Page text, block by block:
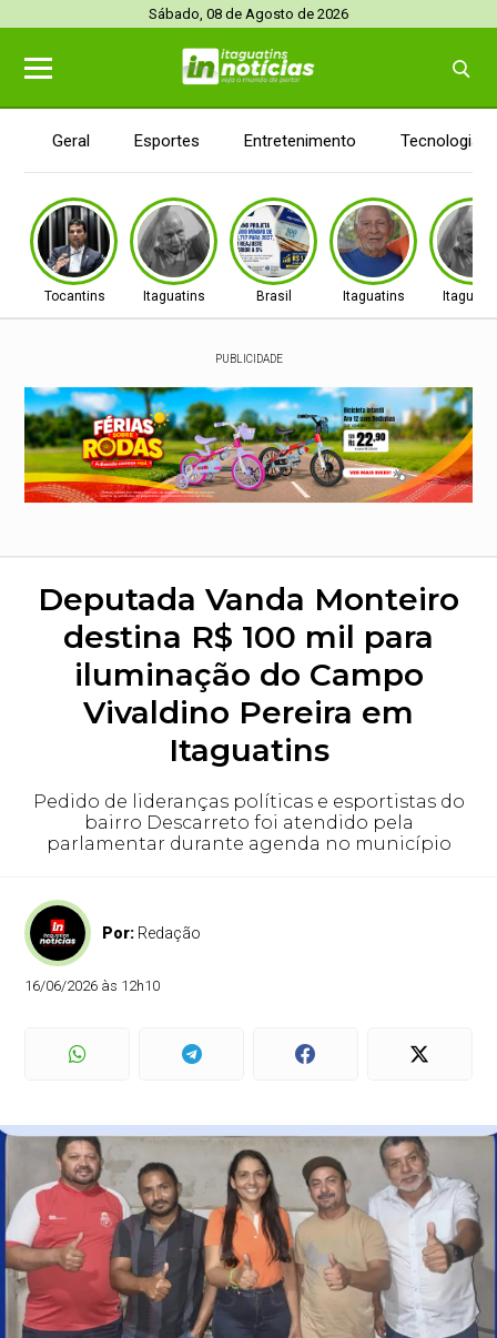
Sábado, 08 de Agosto de 2026
Geral Esportes Entretenimento Tecnologia
Tocantins Itaguatins Brasil Itaguatins
PUBLICIDADE
Deputada Vanda Monteiro
destina R$ 100 mil para
iluminação do Campo
Vivaldino Pereira em
Itaguatins
Pedido de lideranças políticas e esportistas do
bairro Descarreto foi atendido pela
parlamentar durante agenda no município
Por: Redação
16/06/2026 às 12h10